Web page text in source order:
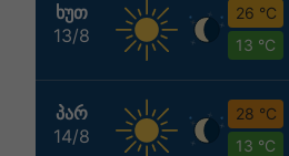
ᲮᲣᲗ
13/8
26 °C
13 °C
ᲞᲐᲠ
14/8
28 °C
13 °C